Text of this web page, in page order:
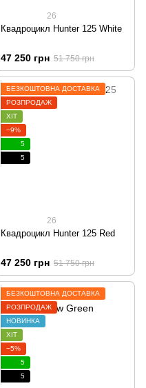
26
Квадроцикл Hunter 125 White
47 250 грн 51 750 грн
БЕЗКОШТОВНА ДОСТАВКА
РОЗПРОДАЖ
ХІТ
−9%
5
5
26
Квадроцикл Hunter 125 Red
47 250 грн 51 750 грн
БЕЗКОШТОВНА ДОСТАВКА
РОЗПРОДАЖ
НОВИНКА
ХІТ
−5%
5
5